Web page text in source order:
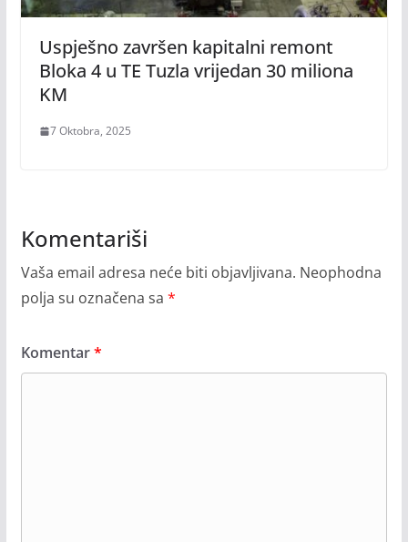
Uspješno završen kapitalni remont
Bloka 4 u TE Tuzla vrijedan 30 miliona
KM
7 Oktobra, 2025
Komentariši
Vaša email adresa neće biti objavljivana. Neophodna
polja su označena sa *
Komentar*